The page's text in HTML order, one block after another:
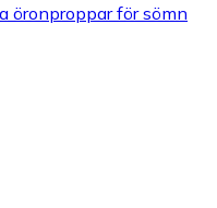
öronproppar för sömn